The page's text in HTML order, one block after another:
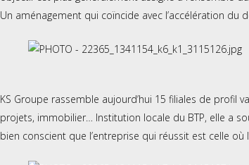
Un aménagement qui coïncide avec l’accélération du
KS Groupe rassemble aujourd’hui 15 filiales de profil
projets, immobilier… Institution locale du BTP, elle a
bien conscient que l’entreprise qui réussit est celle